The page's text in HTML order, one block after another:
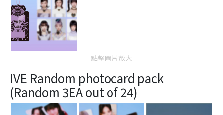
點擊圖片放大
IVE Random photocard pack
(Random 3EA out of 24)